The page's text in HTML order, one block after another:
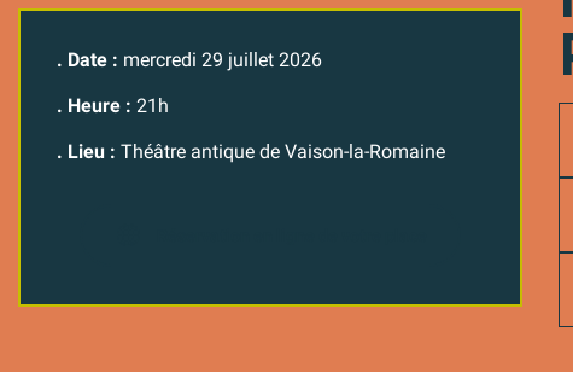
. Date : mercredi 29 juillet 2026
. Heure : 21h
. Lieu : Théâtre antique de Vaison-la-Romaine